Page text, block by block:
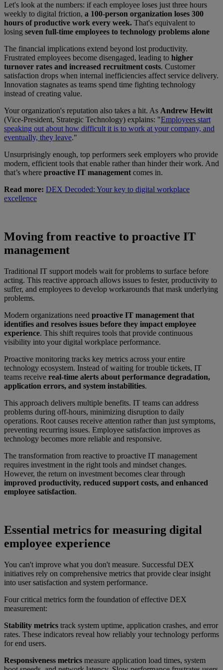
Let's look at the numbers: if each employee loses just three hours
weekly to digital friction, a 100-person organization loses 300
hours of productive work every week. That's equivalent to
losing seven full-time employees to technology problems alone
The financial implications extend beyond lost productivity.
Frustrated employees become disengaged, leading to higher
turnover rates and increased recruitment costs. Customer
satisfaction drops when internal inefficiencies affect service delivery.
Innovation stagnates as teams spend time fighting technology
instead of creating value.
Your organization's reputation also takes a hit. As Andrew Hewitt
(Vice-President, Strategic Technology) explains: "Employees start
speaking out about how difficult it is to work at your company, and
eventually, they leave."
Unsurprisingly enough, top performers seek employers who provide
modern, efficient tools that enable rather than hinder their work. And
that’s where proactive IT management comes in.
Read more: DEX Decoded: Your key to digital workplace
excellence
Moving from reactive to proactive IT
management
Traditional IT support models wait for problems to surface before
acting. This reactive approach allows issues to fester, productivity to
suffer, and employees to develop workarounds that mask underlying
problems.
Modern organizations need proactive IT management that
identifies and resolves issues before they impact employee
experience. This shift requires tools that provide continuous
visibility into your digital workplace performance.
Proactive monitoring tracks key metrics across your entire
technology ecosystem. Instead of waiting for trouble tickets, IT
teams receive real-time alerts about performance degradation,
application errors, and system instabilities.
This approach delivers multiple benefits. IT teams can address
problems during off-hours, minimizing disruption to daily
operations. Root causes receive attention rather than just symptoms,
preventing recurring issues. Employee satisfaction improves as
technology becomes more reliable and responsive.
The transformation from reactive to proactive IT management
requires investment in the right tools and mindset changes.
However, the return on investment becomes clear through
improved productivity, reduced support costs, and enhanced
employee satisfaction.
Essential metrics for measuring digital
employee experience
You can't improve what you don't measure. Successful DEX
initiatives rely on comprehensive metrics that provide clear insight
into user satisfaction and system performance.
Four critical metrics form the foundation of effective DEX
measurement:
Stability metrics track system uptime, application crashes, and error
rates. These indicators reveal how reliably your technology performs
for end users.
Responsiveness metrics measure application load times, system